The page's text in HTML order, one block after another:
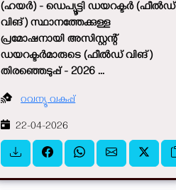
(ഹയർ) - ഡെപ്യൂട്ടി ഡയറക്ടർ (ഫീൽഡ്
വിങ്) സ്ഥാനത്തേക്കുള്ള
പ്രമോഷനായി അസിസ്റ്റന്റ്
ഡയറക്ടർമാരുടെ (ഫീൽഡ് വിങ്)
തിരഞ്ഞെടുപ്പ് - 2026 ...
റവന്യൂ വകുപ്പ്
22-04-2026